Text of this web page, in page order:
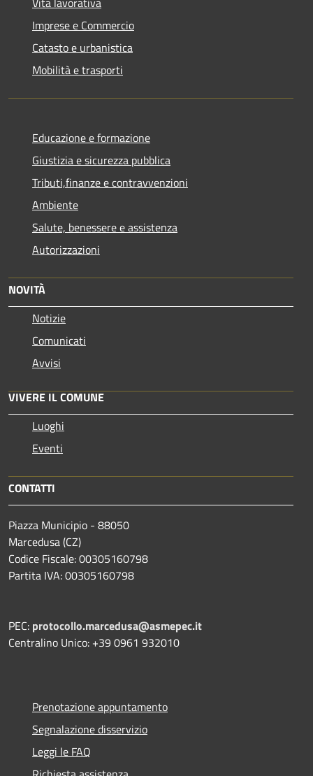
Imprese e Commercio
Catasto e urbanistica
Mobilità e trasporti
Educazione e formazione
Giustizia e sicurezza pubblica
Tributi,finanze e contravvenzioni
Ambiente
Salute, benessere e assistenza
Autorizzazioni
NOVITÀ
Notizie
Comunicati
Avvisi
VIVERE IL COMUNE
Luoghi
Eventi
CONTATTI
Piazza Municipio - 88050
Marcedusa (CZ)
Codice Fiscale: 00305160798
Partita IVA: 00305160798
PEC: protocollo.marcedusa@asmepec.it
Centralino Unico: +39 0961 932010
Prenotazione appuntamento
Segnalazione disservizio
Leggi le FAQ